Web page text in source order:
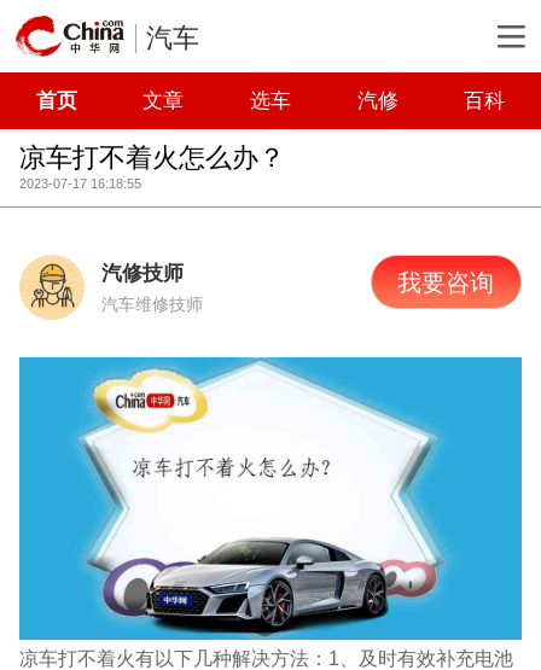
汽车
首页 文章 选车 汽修 百科
凉车打不着火怎么办？
2023-07-17 16:18:55
汽修技师
汽车维修技师
我要咨询
凉车打不着火有以下几种解决方法：1、及时有效补充电池